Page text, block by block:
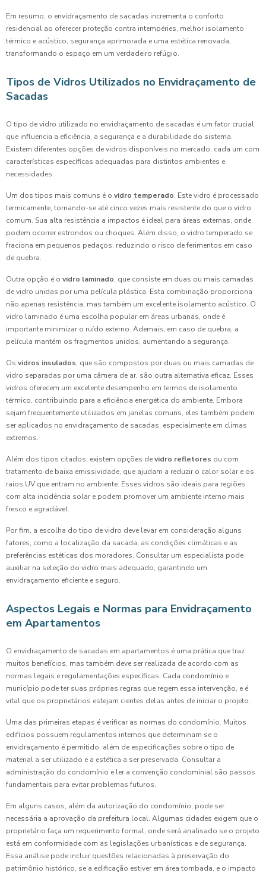
Em resumo, o envidraçamento de sacadas incrementa o conforto
residencial ao oferecer proteção contra intempéries, melhor isolamento
térmico e acústico, segurança aprimorada e uma estética renovada,
transformando o espaço em um verdadeiro refúgio.
Tipos de Vidros Utilizados no Envidraçamento de
Sacadas
O tipo de vidro utilizado no envidraçamento de sacadas é um fator crucial
que influencia a eficiência, a segurança e a durabilidade do sistema.
Existem diferentes opções de vidros disponíveis no mercado, cada um com
características específicas adequadas para distintos ambientes e
necessidades.
Um dos tipos mais comuns é o vidro temperado. Este vidro é processado
termicamente, tornando-se até cinco vezes mais resistente do que o vidro
comum. Sua alta resistência a impactos é ideal para áreas externas, onde
podem ocorrer estrondos ou choques. Além disso, o vidro temperado se
fraciona em pequenos pedaços, reduzindo o risco de ferimentos em caso
de quebra.
Outra opção é o vidro laminado, que consiste em duas ou mais camadas
de vidro unidas por uma película plástica. Esta combinação proporciona
não apenas resistência, mas também um excelente isolamento acústico. O
vidro laminado é uma escolha popular em áreas urbanas, onde é
importante minimizar o ruído externo. Ademais, em caso de quebra, a
película mantém os fragmentos unidos, aumentando a segurança.
Os vidros insulados, que são compostos por duas ou mais camadas de
vidro separadas por uma câmera de ar, são outra alternativa eficaz. Esses
vidros oferecem um excelente desempenho em termos de isolamento
térmico, contribuindo para a eficiência energética do ambiente. Embora
sejam frequentemente utilizados em janelas comuns, eles também podem
ser aplicados no envidraçamento de sacadas, especialmente em climas
extremos.
Além dos tipos citados, existem opções devidro refletores ou com
tratamento de baixa emissividade, que ajudam a reduzir o calor solar e os
raios UV que entram no ambiente. Esses vidros são ideais para regiões
com alta incidência solar e podem promover um ambiente interno mais
fresco e agradável.
Por fim, a escolha do tipo de vidro deve levar em consideração alguns
fatores, como a localização da sacada, as condições climáticas e as
preferências estéticas dos moradores. Consultar um especialista pode
auxiliar na seleção do vidro mais adequado, garantindo um
envidraçamento eficiente e seguro.
Aspectos Legais e Normas para Envidraçamento
em Apartamentos
O envidraçamento de sacadas em apartamentos é uma prática que traz
muitos benefícios, mas também deve ser realizada de acordo com as
normas legais e regulamentações específicas. Cada condomínio e
município pode ter suas próprias regras que regem essa intervenção, e é
vital que os proprietários estejam cientes delas antes de iniciar o projeto.
Uma das primeiras etapas é verificar as normas do condomínio. Muitos
edifícios possuem regulamentos internos que determinam se o
envidraçamento é permitido, além de especificações sobre o tipo de
material a ser utilizado e a estética a ser preservada. Consultar a
administração do condomínio e ler a convenção condominial são passos
fundamentais para evitar problemas futuros.
Em alguns casos, além da autorização do condomínio, pode ser
necessária a aprovação da prefeitura local. Algumas cidades exigem que o
proprietário faça um requerimento formal, onde será analisado se o projeto
está em conformidade com as legislações urbanísticas e de segurança.
Essa análise pode incluir questões relacionadas à preservação do
patrimônio histórico, se a edificação estiver em área tombada, e o impacto